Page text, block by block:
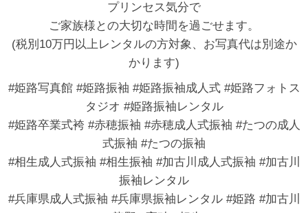
プリンセス気分で
ご家族様との大切な時間を過ごせます。
(税別10万円以上レンタルの方対象、お写真代は別途か
かります)
#姫路写真館 #姫路振袖 #姫路振袖成人式 #姫路フォトス
タジオ #姫路振袖レンタル
#姫路卒業式袴 #赤穂振袖 #赤穂成人式振袖 #たつの成人
式振袖 #たつの振袖
#相生成人式振袖 #相生振袖 #加古川成人式振袖 #加古川
振袖レンタル
#兵庫県成人式振袖 #兵庫県振袖レンタル #姫路 #加古川